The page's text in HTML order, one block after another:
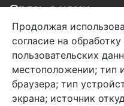
Связь с нами
+7 (495) 933-38-
info@arben-textile.ru-
Продолжая
согласие на
пользовательских
местоположении; тип
браузера; тип
экрана; источник